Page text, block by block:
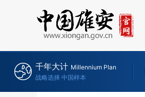
千年大计 Millennium Plan
战略选择 中国样本